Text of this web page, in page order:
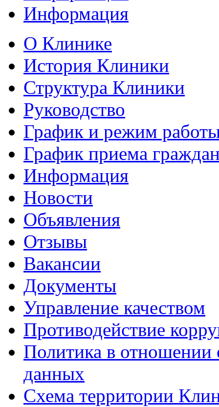
Информация
О Клинике
История Клиники
Структура Клиники
Руководство
График и режим
График приема
Информация
Новости
Объявления
Отзывы
Вакансии
Документы
Управление качеством
Противодействие
Политика в отношении
данных
Схема территории